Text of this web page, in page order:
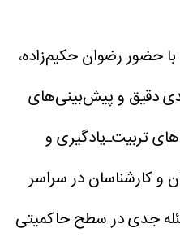
حضور رضوان حکیم‌زاده،
دقیق و پیش‌بینی‌های
تربیت‌ـ‌یادگیری و
و کارشناسان در سراسر
جدی در سطح حاکمیتی